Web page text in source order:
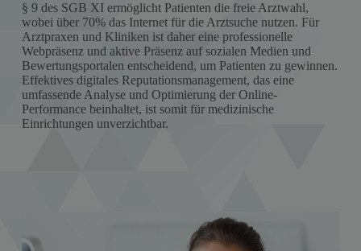
§ 9 des SGB XI ermöglicht Patienten die freie Arztwahl,
wobei über 70% das Internet für die Arztsuche nutzen. Für
Arztpraxen und Kliniken ist daher eine professionelle
Webpräsenz und aktive Präsenz auf sozialen Medien und
Bewertungsportalen entscheidend, um Patienten zu gewinnen.
Effektives digitales Reputationsmanagement, das eine
umfassende Analyse und Optimierung der Online-
Performance beinhaltet, ist somit für medizinische
Einrichtungen unverzichtbar.